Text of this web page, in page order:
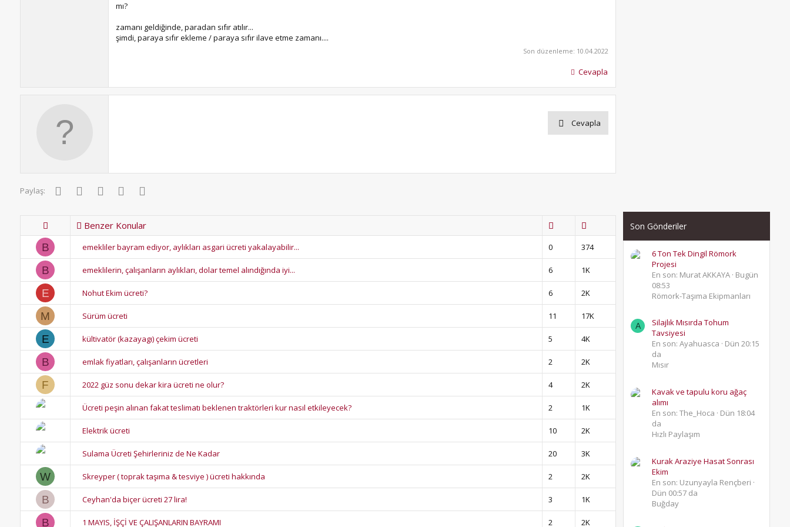
mı?
zamanı geldiğinde, paradan sıfır atılır...
şimdi, paraya sıfır ekleme / paraya sıfır ilave etme zamanı....
Son düzenleme: 10.04.2022
Cevapla
Cevapla
Paylaş: Facebook
Twitter PinterestWhatsApp
Benzer Konular
B emekliler bayram ediyor, aylıkları asgari ücreti yakalayabilir... 0 374
B emeklilerin, çalışanların aylıkları, dolar temel alındığında iyi... 6 1K
E Nohut Ekim ücreti? 6 2K
M Sürüm ücreti 11 17K
E kültivatör (kazayagı) çekim ücreti 5 4K
B emlak fiyatları, çalışanların ücretleri 2 2K
F 2022 güz sonu dekar kira ücreti ne olur? 4 2K
Ücreti peşin alınan fakat teslimatı beklenen traktörleri kur nasıl etkileyecek? 2 1K
Elektrik ücreti 10 2K
Sulama Ücreti Şehirleriniz de Ne Kadar 20 3K
W Skreyper ( toprak taşıma & tesviye ) ücreti hakkında 2 2K
B Ceyhan'da biçer ücreti 27 lira! 3 1K
B 1 MAYIS, İŞÇİ VE ÇALIŞANLARIN BAYRAMI 2 2K
Son Gönderiler
6 Ton Tek Dingil Römork
Projesi
En son: Murat AKKAYA Bugün
08:53
Römork-Taşıma Ekipmanları
A
Silajlık Mısırda Tohum
Tavsiyesi
En son: Ayahuasca
Dün 20:15
da
Mısır
Kavak ve tapulu koru ağaç
alımı
En son: The_Hoca
Dün 18:04
da
Hızlı Paylaşım
Kurak Araziye Hasat Sonrası
Ekim
En son: Uzunyayla Rençberi
Dün 00:57 da
Buğday